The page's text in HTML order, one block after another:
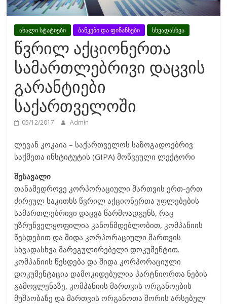
ახალი სტატიები ბანკები და ფინანსები სხვადასხვა
წვრილ აქციონერთა
სამართლებრივი დაცვის
გარანტიები
საქართველოში
05/12/2017 Admin
ლევან კოკაია – საქართველოს საზოგადოებრივ
საქმეთა ინსტიტუტის (GIPA) მოწვეული ლექტორი
შესავალი
თანამედროვე კორპორაციული მართვის ერთ-ერთ
ძირეულ საკითხს წვრილ აქციონერთა უფლებების
სამართლებრივი დაცვა წარმოადგენს, რაც
უზრუნველყოფილია კანონმდებლობით, კომპანიის
წესდებით და შიდა კორპორაციული მართვის
სხვადასხვა მარეგულირებელი დოკუმენტით.
კომპანიის წესდება და შიდა კორპორაციული
დოკუმენტაცია დამოკიდებულია პარტნიორთა ნების
გამოვლენაზე, კომპანიის მართვის ორგანოების
მუშაობაზე და მართვის ორგანოთა შორის არსებულ